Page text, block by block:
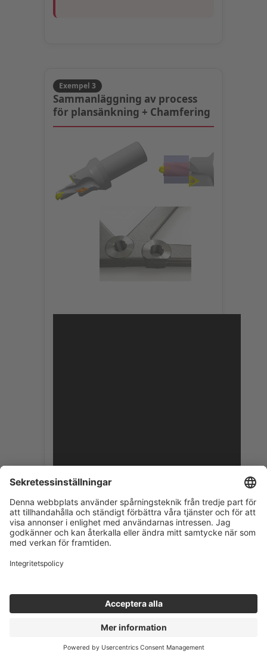
Exempel 3
Sammanläggning av process
för plansänkning + Chamfering